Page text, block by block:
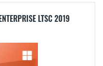
LTSC 2019